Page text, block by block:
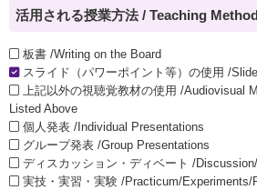
活用される授業方法 / Teaching
板書 /Writing on the Board
スライド（パワーポイント等）の使用 /
上記以外の視聴覚教材の使用 /Audiovisual
Listed Above
個人発表 /Individual Presentations
グループ発表 /Group Presentations
ディスカッション・ディベート /
実技・実習・実験 /Practicum/Experiments/